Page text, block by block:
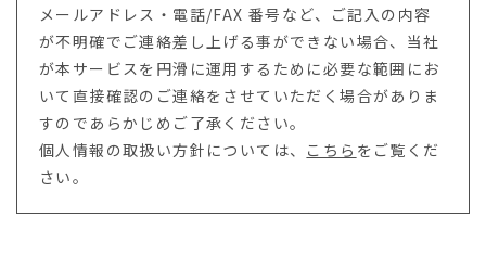
メールアドレス・電話/FAX 番号など、ご記入の内容
が不明確でご連絡差し上げる事ができない場合、当社
が本サービスを円滑に運用するために必要な範囲にお
いて直接確認のご連絡をさせていただく場合がありま
すのであらかじめご了承ください。
個人情報の取扱い方針については、 こちら をご覧くだ
さい。